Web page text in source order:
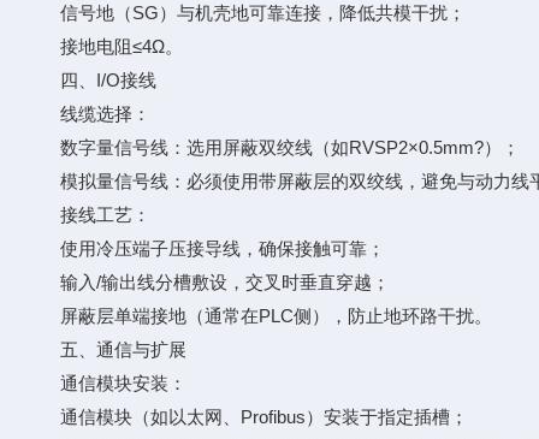
信号地（SG）与机壳地可靠连接，降低共模干扰；
接地电阻≤4Ω。
四、I/O接线
线缆选择：
数字量信号线：选用屏蔽双绞线（如RVSP2×0.5mm?）；
模拟量信号线：必须使用带屏蔽层的双绞线，避免与动力线
接线工艺：
使用冷压端子压接导线，确保接触可靠；
输入/输出线分槽敷设，交叉时垂直穿越；
屏蔽层单端接地（通常在PLC侧），防止地环路干扰。
五、通信与扩展
通信模块安装：
通信模块（如以太网、Profibus）安装于指定插槽；